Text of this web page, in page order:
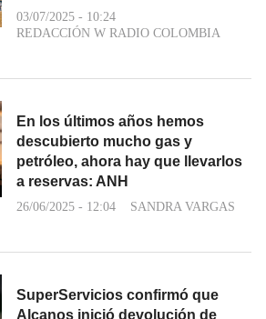
03/07/2025 - 10:24
REDACCIÓN W RADIO COLOMBIA
En los últimos años hemos
descubierto mucho gas y
petróleo, ahora hay que llevarlos
a reservas: ANH
26/06/2025 - 12:04 SANDRA VARGAS
SuperServicios confirmó que
Alcanos inició devolución de